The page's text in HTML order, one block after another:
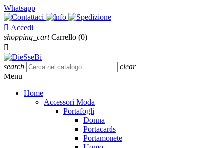
Whatsapp
 Accedi
shopping_cart Carrello (0)

search
clear
Menu
Home
Accessori Moda
Portafogli
Donna
Portacards
Portamonete